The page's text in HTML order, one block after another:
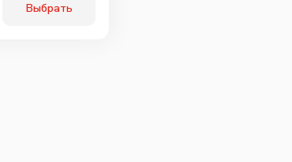
Выбрать